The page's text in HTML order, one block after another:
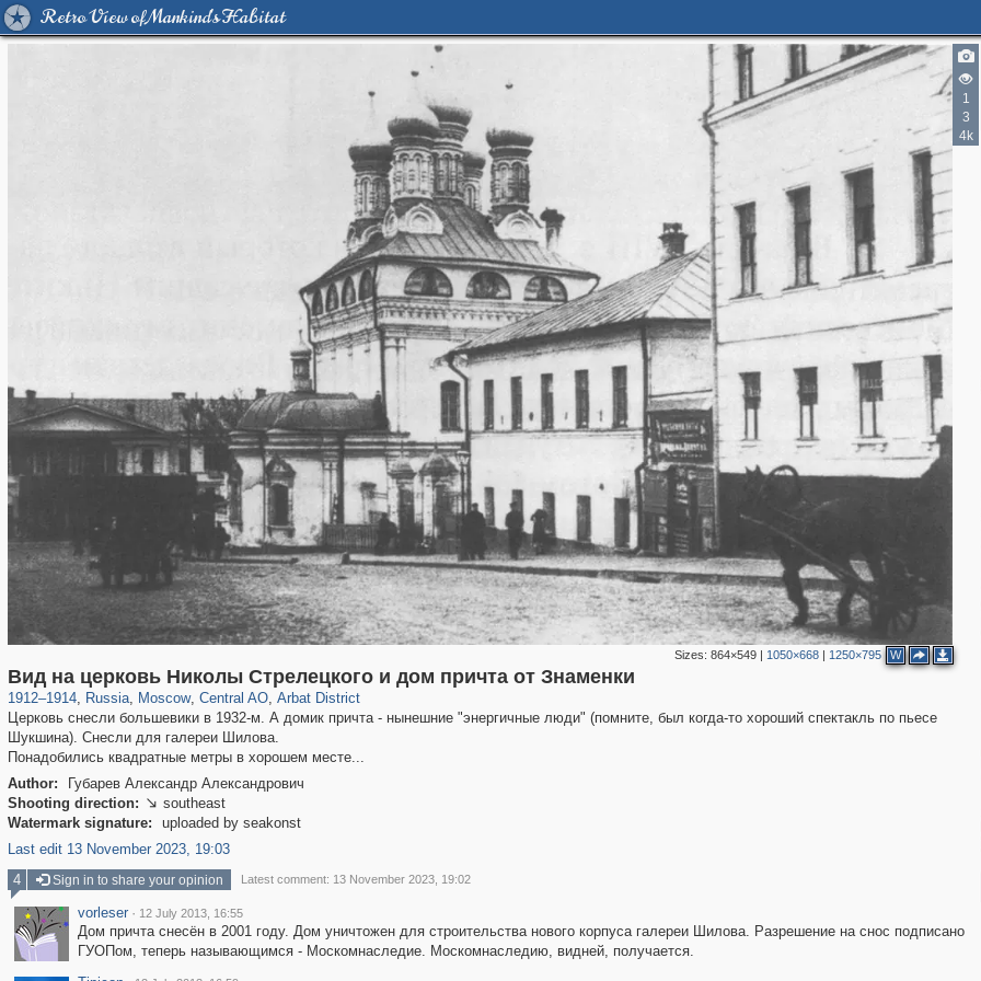
Retro View of Mankind's Habitat
1
3
4k
Sizes: 864×549| 1050×668| 1250×795 W
Вид на церковь Николы Стрелецкого и дом причта от Знаменки
1912–1914, Russia
1,406,852 29,243
, Moscow
319,861 8,286
, Central AO
160,009 5,916
, Arbat District
13,485 356
Церковь снесли большевики в 1932-м. А домик причта - нынешние "энергичные люди" (помните, был когда-то хороший спектакль по пьесе
Шукшина). Снесли для галереи Шилова.
Понадобились квадратные метры в хорошем месте...
Author:
Губарев Александр Александрович
Shooting direction:  southeast
Watermark signature:
uploaded by seakonst
Last edit 13 November 2023, 19:03
4
2
2
4 Sign in to share your opinion Latest comment: 13 November 2023, 19:02
vorleser · 12 July 2013, 16:55
Дом причта снесён в 2001 году. Дом уничтожен для строительства нового корпуса галереи Шилова. Разрешение на снос подписано
ГУОПом, теперь называющимся - Москомнаследие. Москомнаследию, видней, получается.